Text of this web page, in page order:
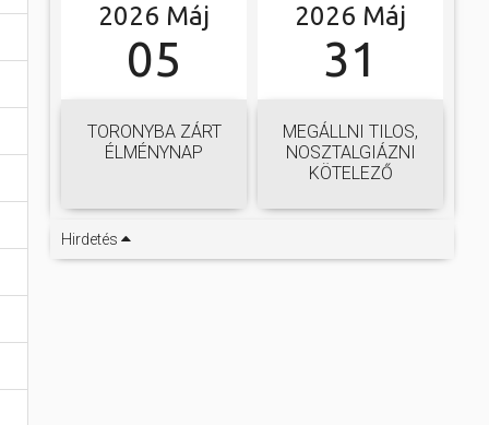
2026 Máj
05
TORONYBA ZÁRT
ÉLMÉNYNAP
2026 Máj
31
MEGÁLLNI TILOS,
NOSZTALGIÁZNI
KÖTELEZŐ
Hirdetés